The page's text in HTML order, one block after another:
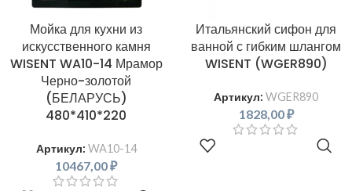
Мойка для кухни из
искусственного камня
WISENT WA10-14 Мрамор
Черно-золотой
(БЕЛАРУСЬ)
480*410*220
Артикул: WA10-14
10467,00₽
Итальянский сифон для
ванной с гибким шлангом
WISENT (WGER890)
Артикул: WGER890
1828,00₽